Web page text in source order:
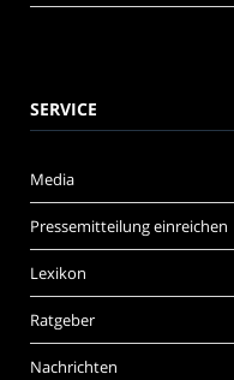
SERVICE
Media
Pressemitteilung einreichen
Lexikon
Ratgeber
Nachrichten